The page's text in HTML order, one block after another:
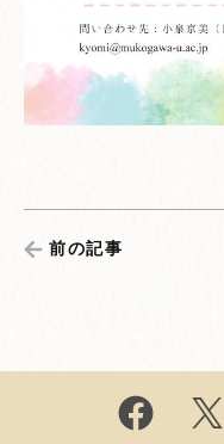
前の記事